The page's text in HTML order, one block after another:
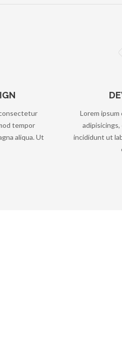
tempor
aliqua. Ut
Lorem
incididunt ut